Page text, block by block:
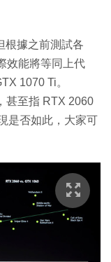
根據之前測試各
效能將等同上代
1070 Ti。
甚至指 RTX 2060
是否如此，大家可